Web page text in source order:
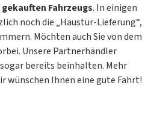
Fahrzeugs. In einigen
noch die „Haustür-Lieferung“,
Möchten auch Sie von dem
Unsere Partnerhändler
bereits beinhalten. Mehr
wünschen Ihnen eine gute Fahrt!